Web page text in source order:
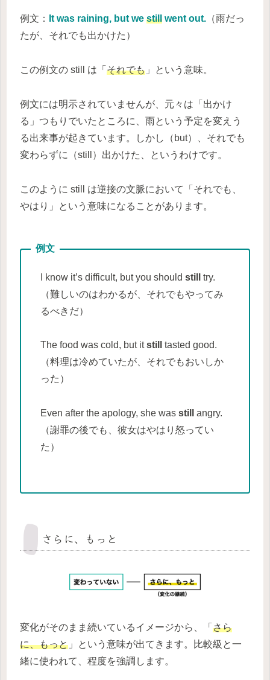
例文： It was raining, but we still went out. （雨だっ
たが、それでも出かけた）
この例文の still は「 それでも 」という意味。
例文には明示されていませんが、元々は「出かけ
る」つもりでいたところに、雨という予定を変えう
る出来事が起きています。しかし（but）、それでも
変わらずに（still）出かけた、というわけです。
このように still は逆接の文脈において「それでも、
やはり」という意味になることがあります。
I know it’s difficult, but you should still
try.
（難しいのはわかるが、それでもやってみ
るべきだ）
The food was cold, but itstill
tasted good.
（料理は冷めていたが、それでもおいしか
った）
Even after the apology, she was still
angry.
（謝罪の後でも、彼女はやはり怒ってい
た）
さらに、もっと
変化がそのまま続いているイメージから、「 さら
に、もっと 」という意味が出てきます。比較級と一
緒に使われて、程度を強調します。